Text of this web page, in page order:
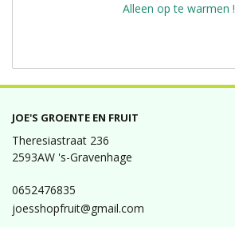
Alleen op te warmen !
JOE'S GROENTE EN FRUIT
Theresiastraat 236
2593AW 's-Gravenhage
0652476835
joesshopfruit@gmail.com